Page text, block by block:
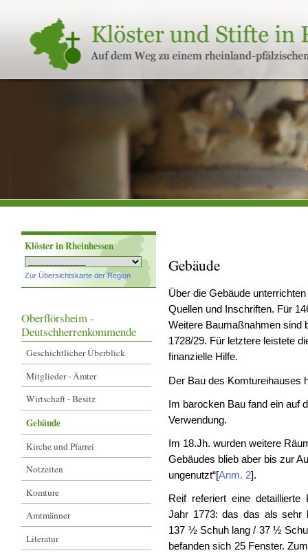
Klöster
und
Stifte
in
Rheinland-
Klöster in Rheinhessen
Zur Übersichtskarte der Region
Oberflörsheim -
Deutschherrenkommende
Geschichtlicher Überblick
Mitglieder - Ämter
Wirtschaft - Besitz
Gebäude
Kirche und Pfarrei
Notzeiten
Komture
Amtmänner
Literatur
Gebäude
Über die Gebäude
Quellen und Inschriften. Für
Weitere Baumaßnahmen sind
1728/29. Für letztere leistete
finanzielle Hilfe.
Der Bau des Komtureihauses
Im barocken Bau fand ein auf
Verwendung.
Im 18.Jh. wurden weitere
Gebäudes blieb aber bis zur
ungenutzt“[Anm. 2].
Reif referiert eine
Jahr 1773: das das als sehr
137 ½ Schuh lang / 37 ½
befanden sich 25 Fenster.